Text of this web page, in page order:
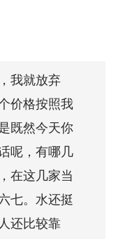
我就放弃
价格按照我
既然今天你
呢，有哪几
在这几家当
七。水还挺
还比较靠